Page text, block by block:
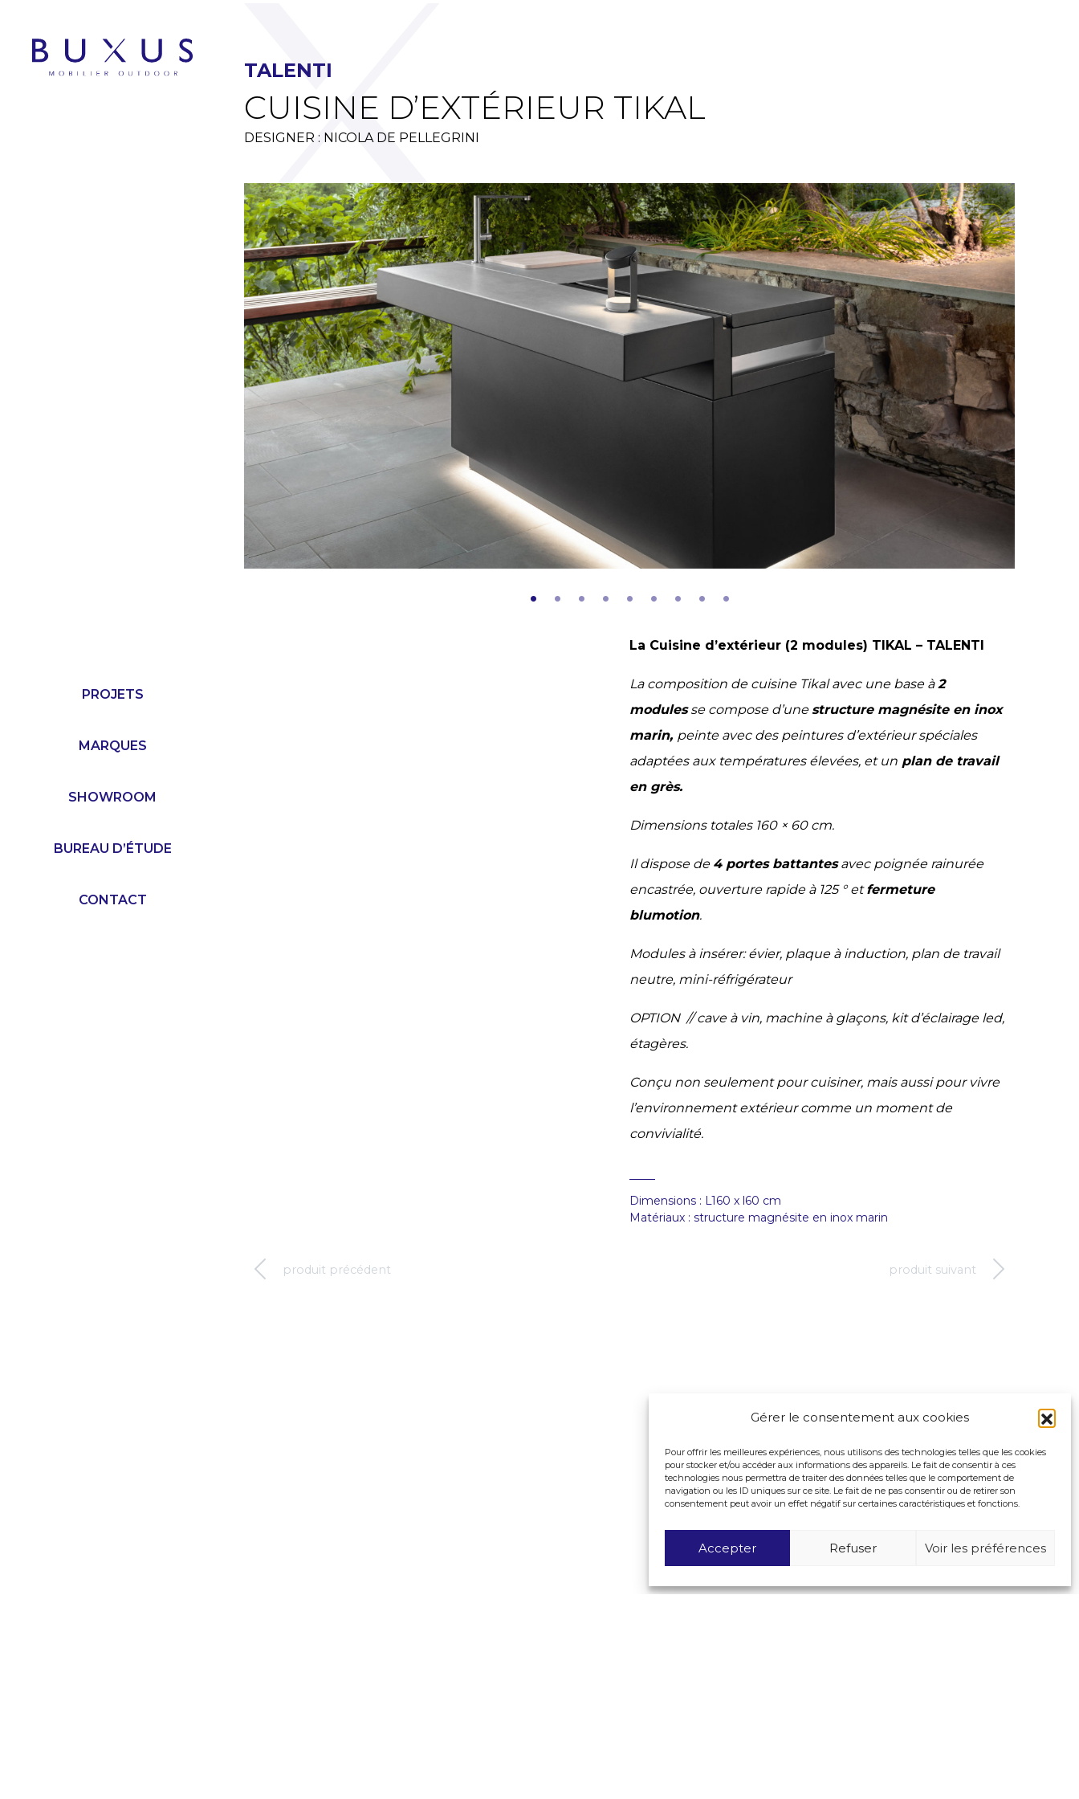
Gérer le consentement aux cookies
Pour offrir les meilleures expériences, nous utilisons des technologies telles que les cookies
pour stocker et/ou accéder aux informations des appareils. Le fait de consentir à ces
technologies nous permettra de traiter des données telles que le comportement de
navigation ou les ID uniques sur ce site. Le fait de ne pas consentir ou de retirer son
consentement peut avoir un effet négatif sur certaines caractéristiques et fonctions.
Accepter Refuser Voir les préférences
PROJETS
MARQUES
SHOWROOM
BUREAU D’ÉTUDE
CONTACT
TALENTI
CUISINE D’EXTÉRIEUR TIKAL
DESIGNER : NICOLA DE PELLEGRINI
La Cuisine d’extérieur (2 modules) TIKAL – TALENTI
La composition de cuisine Tikal avec une base à2
modulesse compose d’unestructure magnésite en inox
marin, peinte avec des peintures d’extérieur spéciales
adaptées aux températures élevées, et un plan de travail
en grès.
Dimensions totales 160 × 60 cm.
Il dispose de 4 portes battantesavec poignée rainurée
encastrée, ouverture rapide à 125 ° etfermeture
blumotion.
Modules à insérer: évier, plaque à induction, plan de travail
neutre, mini-réfrigérateur
OPTION // cave à vin, machine à glaçons, kit d’éclairage led,
étagères.
Conçu non seulement pour cuisiner, mais aussi pour vivre
l’environnement extérieur comme un moment de
convivialité.
Dimensions : L160 x l60 cm
Matériaux : structure magnésite en inox marin
produit précédent produit suivant